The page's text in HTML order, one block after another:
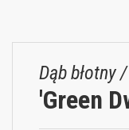
Dąb błotny
'Green